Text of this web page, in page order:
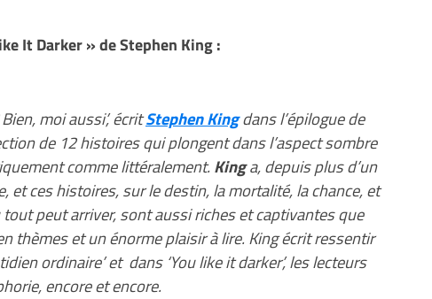
It Darker » de Stephen King :
moi aussi’, écritStephen Kingdans l’épilogue de
de 12 histoires qui plongent dans l’aspect sombre
comme littéralement. Kinga, depuis plus d’un
et ces histoires, sur le destin, la mortalité, la chance, et
peut arriver, sont aussi riches et captivantes que
thèmes et un énorme plaisir à lire. King écrit ressentir
ordinaire’ et dans ‘You like it darker’, les lecteurs
encore et encore.